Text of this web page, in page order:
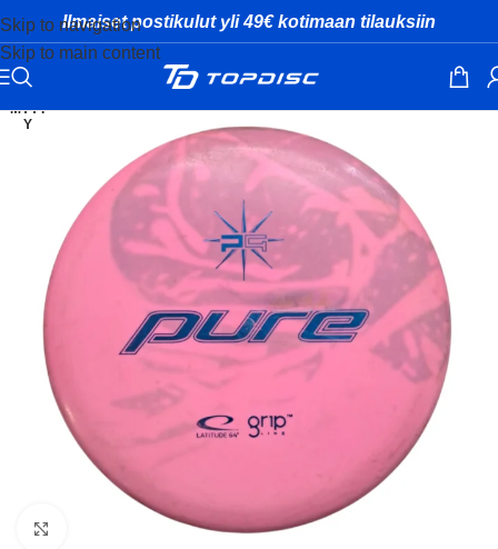
Skip to navigation
Skip to main content
Ilmaiset postikulut yli 49€ kotimaan tilauksiin
MYYT
Y
Klikkaa suuremmaksi